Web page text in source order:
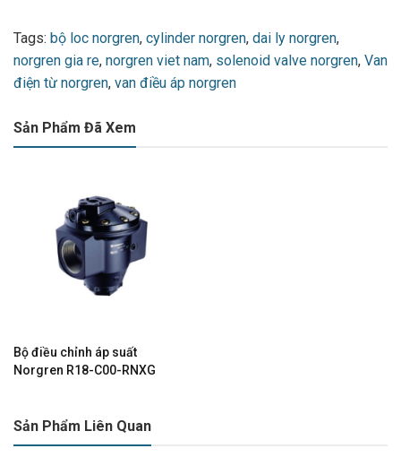
Tags: bộ loc norgren, cylinder norgren, dai ly norgren,
norgren gia re, norgren viet nam, solenoid valve norgren, Van
điện từ norgren, van điều áp norgren
Sản Phẩm Đã Xem
Bộ điều chỉnh áp suất
Norgren R18-C00-RNXG
Sản Phẩm Liên Quan